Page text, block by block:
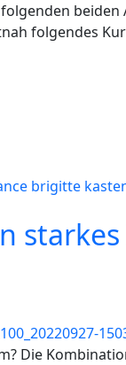
beiden
folgendes
brigitte
Die